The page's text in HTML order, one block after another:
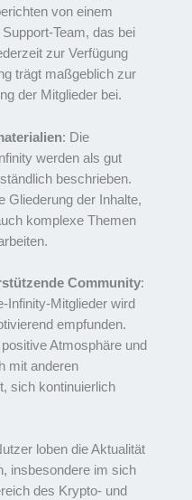
von einem
Team, das bei
zur Verfügung
trägt maßgeblich zur
der Mitglieder bei.
: Die
werden als gut
beschrieben.
Gliederung der Inhalte,
komplexe Themen
Community:
Infinity-Mitglieder wird
empfunden.
Atmosphäre und
mit anderen
sich kontinuierlich
loben die Aktualität
insbesondere im sich
des Krypto- und